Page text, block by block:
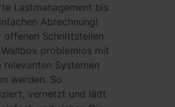
Lastmanagement bis
Abrechnung!
offenen Schnittstellen
problemlos mit
relevanten Systemen
werden. So
vernetzt und lädt